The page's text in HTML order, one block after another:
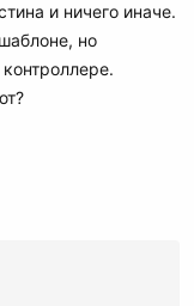
и ничего иначе.
но